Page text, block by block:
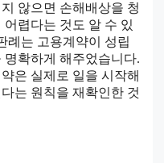
않으면 손해배상을 청
어렵다는 것도 알 수 있
례는 고용계약이 성립
명확하게 해주었습니다.
은 실제로 일을 시작해
는 원칙을 재확인한 것